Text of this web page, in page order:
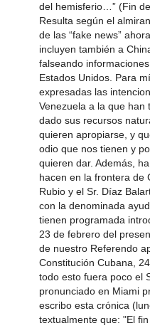
del hemisferio…” (Fin
Resulta según el
de las “fake news”
incluyen también a
falseando
Estados Unidos. Para
expresadas las
Venezuela a la que han
dado sus recursos
quieren apropiarse, y
odio que nos tienen y
quieren dar. Además,
hacen en la frontera de
Rubio y el Sr. Díaz
con la denominada
tienen programada
23 de febrero del
de nuestro Referendo
Constitución Cubana,
todo esto fuera poco el
pronunciado en Miami
escribo esta crónica
textualmente que: "El